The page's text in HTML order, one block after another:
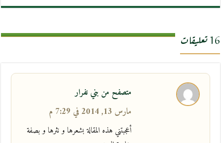
16 تعليقات
متصفح من بني نفرار
مارس 13, 2014 في 7:29 م
أعجبتني هذه المقالة بشعرها و نثرها و بصفة